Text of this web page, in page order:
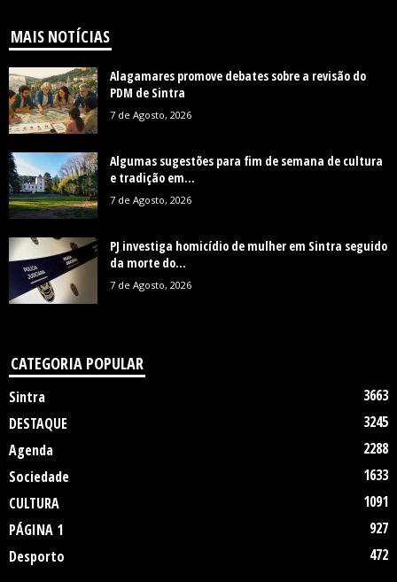
MAIS NOTÍCIAS
Alagamares promove debates sobre a revisão do
PDM de Sintra
7 de Agosto, 2026
Algumas sugestões para fim de semana de cultura
e tradição em...
7 de Agosto, 2026
PJ investiga homicídio de mulher em Sintra seguido
da morte do...
7 de Agosto, 2026
CATEGORIA POPULAR
Sintra
3663
DESTAQUE
3245
Agenda
2288
Sociedade
1633
CULTURA
1091
PÁGINA 1
927
Desporto
472